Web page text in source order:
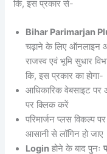
कि, इस प्रकार से-
Bihar Parimarjan
चढ़ाने के लिए ऑनलाइन
राजस्व एवं भूमि सुधार
कि, इस प्रकार का होगा-
आधिकारिक वेबसाइट
पर क्लिक करें
परिमार्जन प्लस विकल्प
आसानी से लॉगिन हो जाए
Login होने के बाद पुनः